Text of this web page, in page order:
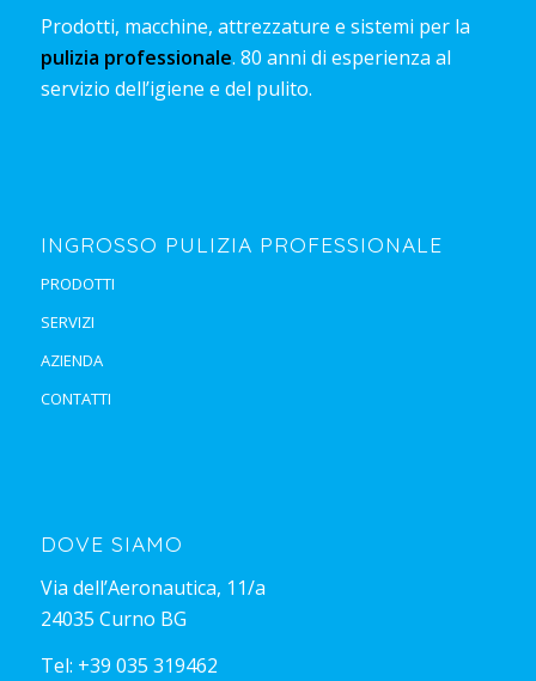
Prodotti, macchine, attrezzature e sistemi per la
pulizia professionale. 80 anni di esperienza al
servizio dell’igiene e del pulito.
INGROSSO PULIZIA PROFESSIONALE
PRODOTTI
SERVIZI
AZIENDA
CONTATTI
DOVE SIAMO
Via dell’Aeronautica, 11/a
24035 Curno BG
Tel: +39 035 319462